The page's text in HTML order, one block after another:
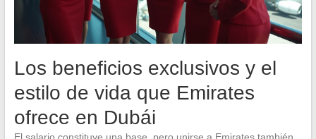
Los beneficios exclusivos y el
estilo de vida que Emirates
ofrece en Dubái